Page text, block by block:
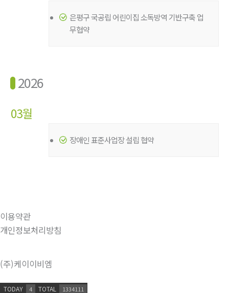
은평구 국공립 어린이집 소독방역 기반구축 업
무협약
2026
03월
장애인 표준사업장 설립 협약
이용약관
개인정보처리방침
(주)케이이비엠
TODAY 4 TOTAL 1334111